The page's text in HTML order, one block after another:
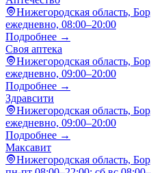
Нижегородская область,
ежедневно, 08:00–20:00
Подробнее →
Своя аптека
Нижегородская область,
ежедневно, 09:00–20:00
Подробнее →
Здравсити
Нижегородская область,
ежедневно, 09:00–20:00
Подробнее →
Максавит
Нижегородская область,